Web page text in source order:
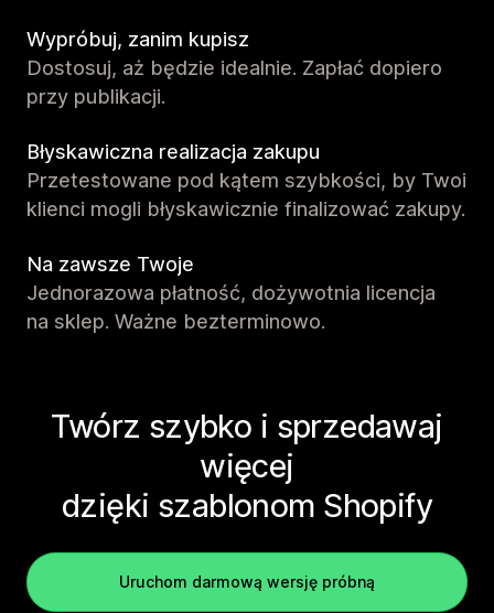
Wypróbuj, zanim kupisz
Dostosuj, aż będzie idealnie. Zapłać dopiero
przy publikacji.
Błyskawiczna realizacja zakupu
Przetestowane pod kątem szybkości, by Twoi
klienci mogli błyskawicznie finalizować zakupy.
Na zawsze Twoje
Jednorazowa płatność, dożywotnia licencja
na sklep. Ważne bezterminowo.
Twórz szybko i sprzedawaj
więcej
dzięki szablonom Shopify
Uruchom darmową wersję próbną